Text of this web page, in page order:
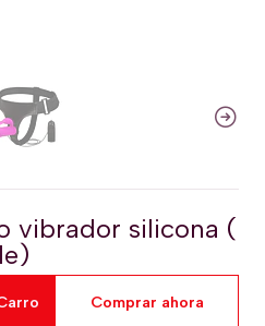
vibrador silicona (
Comprar ahora